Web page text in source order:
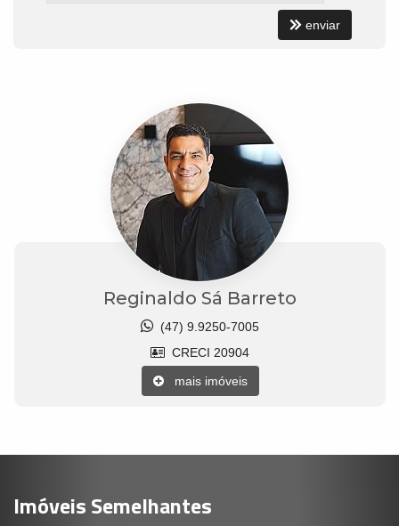
enviar
Reginaldo Sá Barreto
(47) 9.9250-7005
CRECI 20904
mais imóveis
Imóveis Semelhantes